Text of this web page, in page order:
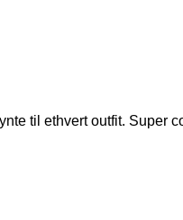
til ethvert outfit. Super